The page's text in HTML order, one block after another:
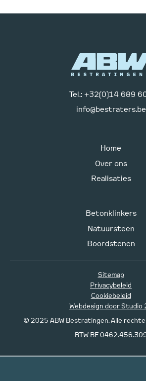
Tel.: +32(0)14 689
info@bestraters.be
Home
Over ons
Realisaties
Betonklinkers
Natuursteen
Boordstenen
© 2025 ABW Bestratingen. Alle
BTW BE
Sitemap
Privacybeleid
Cookiebeleid
Webdesign door Studio